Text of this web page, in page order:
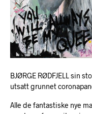
BJØRGE RØDFJELL sin
utsatt grunnet
Alle de fantastiske nye